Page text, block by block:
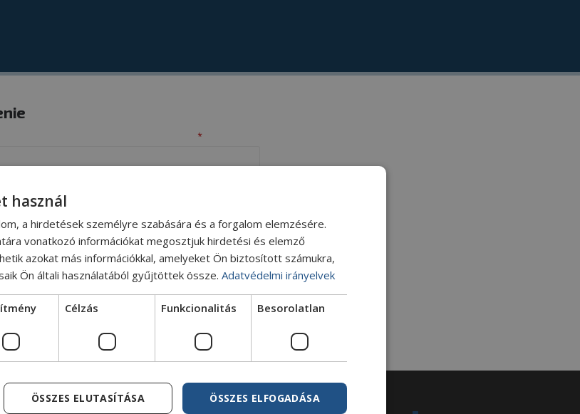
*Povinné
si ma Forgot Password?
PRIHLÁSENIE
használ
a hirdetések személyre szabására és a forgalom elemzésére.
vonatkozó információkat megosztjuk hirdetési és elemző
azokat más információkkal, amelyeket Ön biztosított számukra,
Ön általi használatából gyűjtöttek össze. Adatvédelmi irányelvek
Célzás Funkcionalitás Besorolatlan
ÖSSZES ELFOGADÁSA
ÖSSZES ELUTASÍTÁSA